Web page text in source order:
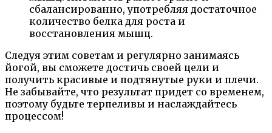
сбалансированно, употребляя достаточное
количество белка для роста и
восстановления мышц.
Следуя этим советам и регулярно занимаясь
йогой, вы сможете достичь своей цели и
получить красивые и подтянутые руки и плечи.
Не забывайте, что результат придет со временем,
поэтому будьте терпеливы и наслаждайтесь
процессом!